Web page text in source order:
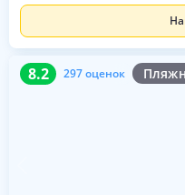
8.2 297 оценок
8.2 297 оценок